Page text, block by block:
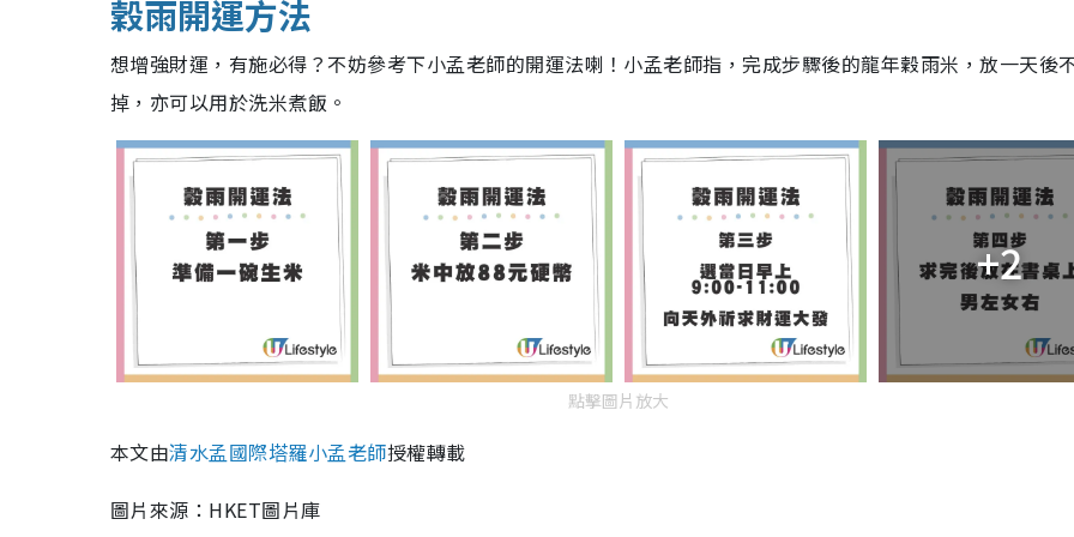
穀雨開運方法
想增強財運，有施必得？不妨參考下小孟老師的開運法喇！小孟老師指，完成步驟後的龍年穀雨米，放一天後
掉，亦可以用於洗米煮飯。
+2
點擊圖片放大
本文由清水孟國際塔羅小孟老師授權轉載
圖片來源：HKET圖片庫